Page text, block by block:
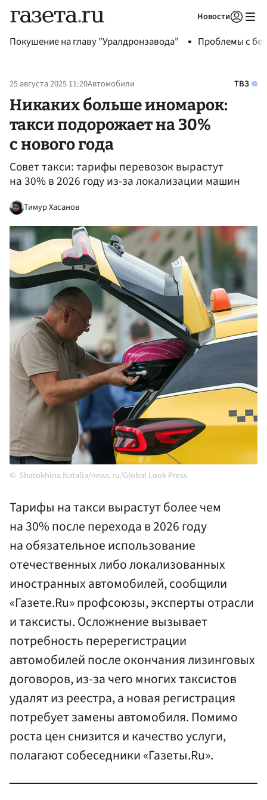
Новости
Покушение на главу "Уралдронзавода" Проблемы с
25 августа 2025 11:20Автомобили ТВЗ
Никаких больше иномарок:
такси подорожает на 30%
с нового года
Совет такси: тарифы перевозок вырастут
на 30% в 2026 году из-за локализации машин
Тимур Хасанов
Shatokhina Natalia/news.ru/Global Look Press
Тарифы на такси вырастут более чем
на 30% после перехода в 2026 году
на обязательное использование
отечественных либо локализованных
иностранных автомобилей, сообщили
«Газете.Ru» профсоюзы, эксперты отрасли
и таксисты. Осложнение вызывает
потребность перерегистрации
автомобилей после окончания лизинговых
договоров, из-за чего многих таксистов
удалят из реестра, а новая регистрация
потребует замены автомобиля. Помимо
роста цен снизится и качество услуги,
полагают собеседники «Газеты.Ru».